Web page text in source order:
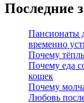
Последние
Пансионаты
временно
Почему
Почему еда
кошек
Почему
Любовь